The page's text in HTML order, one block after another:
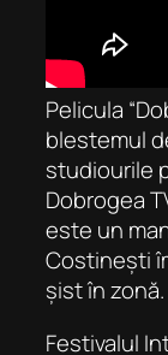
Pelicula
blestemul
studiourile
Dobrogea
este un
Costinești
șist în zonă.
Festivalul